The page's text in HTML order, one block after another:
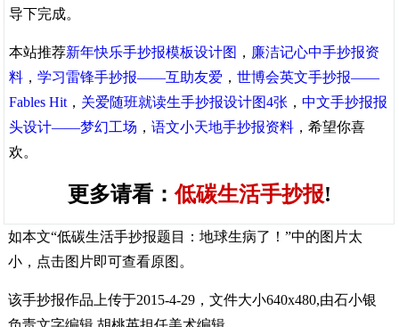
导下完成。
本站推荐新年快乐手抄报模板设计图 ， 廉洁记心中手抄报资
料 ，学习雷锋手抄报——互助友爱 ，世博会英文手抄报——
Fables Hit ， 关爱随班就读生手抄报设计图4张 ，中文手抄报报
头设计——梦幻工场 ，语文小天地手抄报资料 ，希望你喜
欢。
更多请看：低碳生活手抄报!
如本文“低碳生活手抄报题目：地球生病了！”中的图片太
小，点击图片即可查看原图。
该手抄报作品上传于2015-4-29，文件大小640x480,由石小银